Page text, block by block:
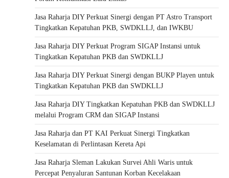
Jasa Raharja DIY Perkuat Sinergi dengan PT Astro Transport
Tingkatkan Kepatuhan PKB, SWDKLLJ, dan IWKBU
Jasa Raharja DIY Perkuat Program SIGAP Instansi untuk
Tingkatkan Kepatuhan PKB dan SWDKLLJ
Jasa Raharja DIY Perkuat Sinergi dengan BUKP Playen untuk
Tingkatkan Kepatuhan PKB dan SWDKLLJ
Jasa Raharja DIY Tingkatkan Kepatuhan PKB dan SWDKLLJ
melalui Program CRM dan SIGAP Instansi
Jasa Raharja dan PT KAI Perkuat Sinergi Tingkatkan
Keselamatan di Perlintasan Kereta Api
Jasa Raharja Sleman Lakukan Survei Ahli Waris untuk
Percepat Penyaluran Santunan Korban Kecelakaan